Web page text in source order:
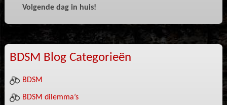
Volgende dag in huis!
BDSM Blog Categorieën
BDSM
BDSM dilemma’s